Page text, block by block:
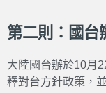
第二則：國台
大陸國台辦於10月
釋對台方針政策，